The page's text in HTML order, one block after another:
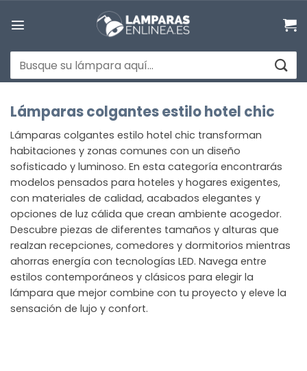
Buscar
por:
Lámparas colgantes estilo hotel chic
Lámparas colgantes estilo hotel chic transforman
habitaciones y zonas comunes con un diseño
sofisticado y luminoso. En esta categoría encontrarás
modelos pensados para hoteles y hogares exigentes,
con materiales de calidad, acabados elegantes y
opciones de luz cálida que crean ambiente acogedor.
Descubre piezas de diferentes tamaños y alturas que
realzan recepciones, comedores y dormitorios mientras
ahorras energía con tecnologías LED. Navega entre
estilos contemporáneos y clásicos para elegir la
lámpara que mejor combine con tu proyecto y eleve la
sensación de lujo y confort.